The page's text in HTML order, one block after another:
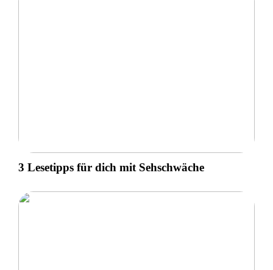
3 Lesetipps für dich mit Sehschwäche